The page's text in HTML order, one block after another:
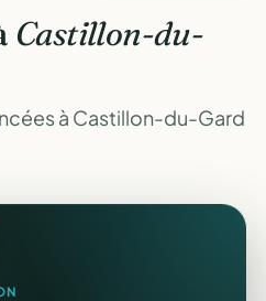
Castillon-du-
à Castillon-du-Gard